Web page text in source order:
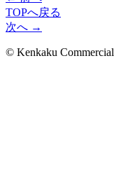
TOPへ戻る
次へ →
© Kenkaku Commercial